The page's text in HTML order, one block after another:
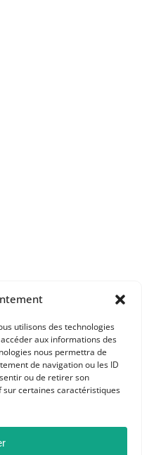
utilisons des technologies
aux informations des
nous permettra de
de navigation ou les ID
ou de retirer son
certaines caractéristiques